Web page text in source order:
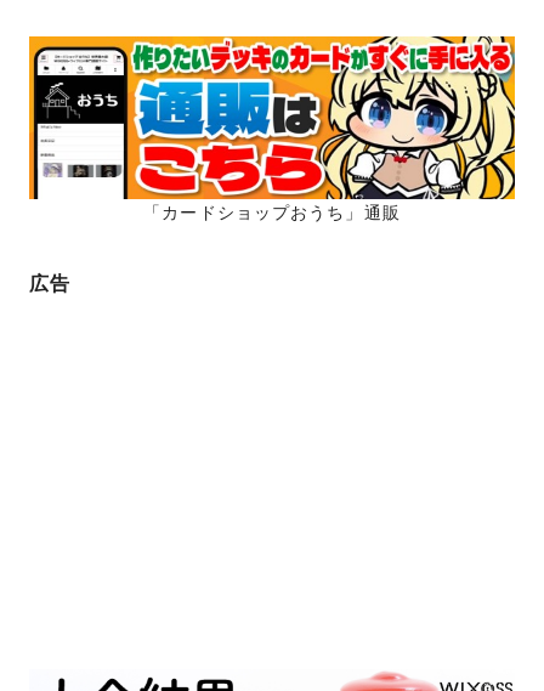
「カードショップおうち」通販
広告